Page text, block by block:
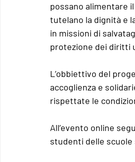
possano alimentare
tutelano la dignità e
in missioni di
protezione dei diritti
L’obbiettivo del
accoglienza e
rispettate le
All’evento online
studenti delle scuole